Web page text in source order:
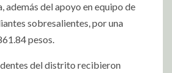
además del apoyo en equipo de
sobresalientes, por una
pesos.
del distrito recibieron